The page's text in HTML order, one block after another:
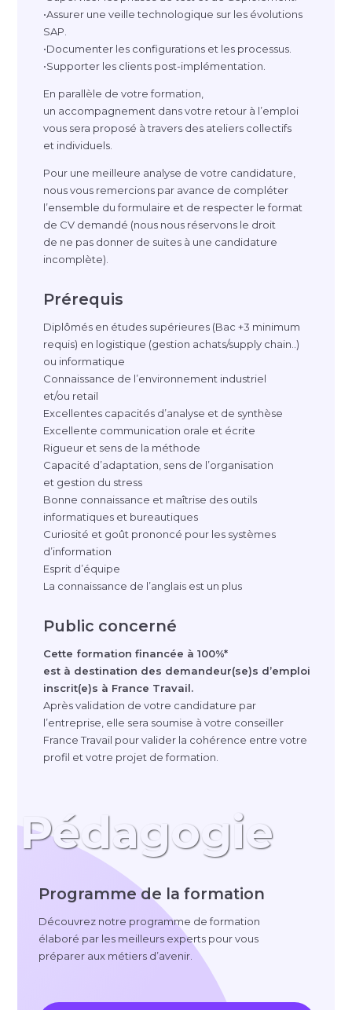
•Assurer une veille technologique sur les évolutions
SAP.
•Documenter les configurations et les processus.
•Supporter les clients post-implémentation.
En parallèle de votre formation,
un accompagnement dans votre retour à l’emploi
vous sera proposé à travers des ateliers collectifs
et individuels.
Pour une meilleure analyse de votre candidature,
nous vous remercions par avance de compléter
l’ensemble du formulaire et de respecter le format
de CV demandé (nous nous réservons le droit
de ne pas donner de suites à une candidature
incomplète).
Prérequis
Diplômés en études supérieures (Bac +3 minimum
requis) en logistique (gestion achats/supply chain..)
ou informatique
Connaissance de l’environnement industriel
et/ou retail
Excellentes capacités d’analyse et de synthèse
Excellente communication orale et écrite
Rigueur et sens de la méthode
Capacité d’adaptation, sens de l’organisation
et gestion du stress
Bonne connaissance et maîtrise des outils
informatiques et bureautiques
Curiosité et goût prononcé pour les systèmes
d’information
Esprit d’équipe
La connaissance de l’anglais est un plus
Public concerné
Cette formation financée à 100%*
est à destination des demandeur(se)s d’emploi
inscrit(e)s à France Travail.
Après validation de votre candidature par
l’entreprise, elle sera soumise à votre conseiller
France Travail pour valider la cohérence entre votre
profil et votre projet de formation.
Pédagogie
Programme de la formation
Découvrez notre programme de formation
élaboré par les meilleurs experts pour vous
préparer aux métiers d’avenir.